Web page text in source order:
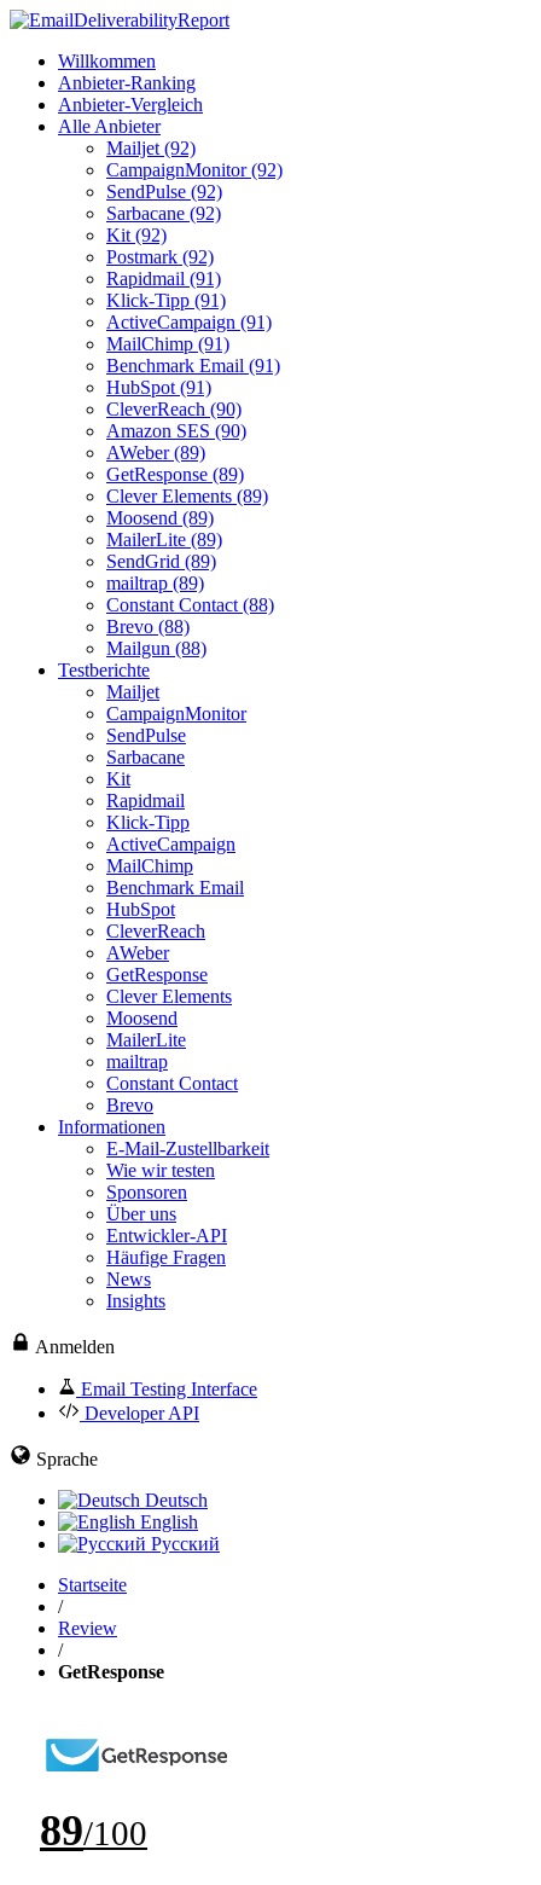
Willkommen
Anbieter-Ranking
Anbieter-Vergleich
Alle Anbieter
Mailjet (92)
CampaignMonitor (92)
SendPulse (92)
Sarbacane (92)
Kit (92)
Postmark (92)
Rapidmail (91)
Klick-Tipp (91)
ActiveCampaign (91)
MailChimp (91)
Benchmark Email (91)
HubSpot (91)
CleverReach (90)
Amazon SES (90)
AWeber (89)
GetResponse (89)
Clever Elements (89)
Moosend (89)
MailerLite (89)
SendGrid (89)
mailtrap (89)
Constant Contact (88)
Brevo (88)
Mailgun (88)
Testberichte
Mailjet
CampaignMonitor
SendPulse
Sarbacane
Kit
Rapidmail
Klick-Tipp
ActiveCampaign
MailChimp
Benchmark Email
HubSpot
CleverReach
AWeber
GetResponse
Clever Elements
Moosend
MailerLite
mailtrap
Constant Contact
Brevo
Informationen
E-Mail-Zustellbarkeit
Wie wir testen
Sponsoren
Über uns
Entwickler-API
Häufige Fragen
News
Insights
Anmelden
Email Testing Interface
Developer API
Sprache
Deutsch
English
Русский
Startseite
/
Review
/
GetResponse
89/100